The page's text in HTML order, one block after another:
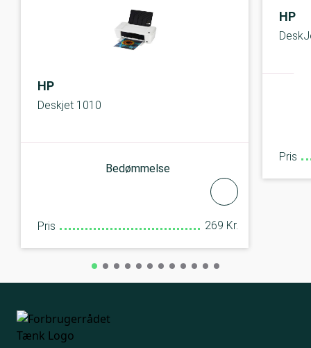
HP
Deskjet 1010
Bedømmelse
Pris 269 Kr.
HP
Pris